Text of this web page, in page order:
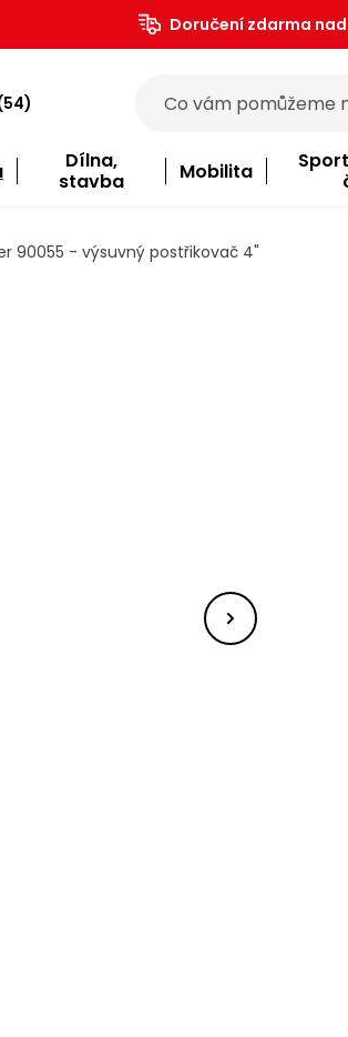
Doručení zdarma nad
Dílna,
stavba
Mobilita
90055 - výsuvný postřikovač 4"